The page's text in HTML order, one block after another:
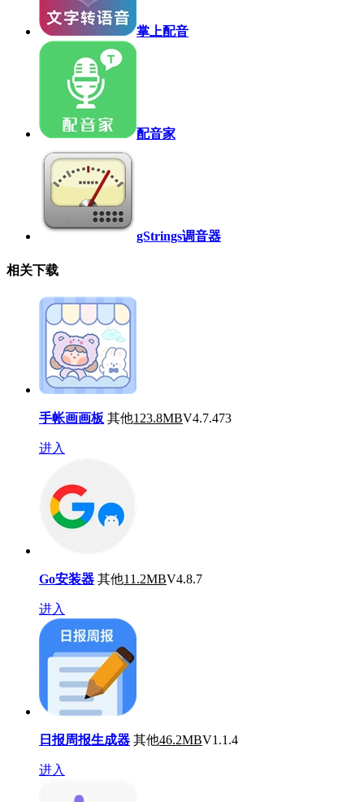
掌上配音
配音家
gStrings调音器
相关下载
手帐画画板 其他123.8MBV4.7.473
进入
Go安装器 其他11.2MBV4.8.7
进入
日报周报生成器 其他46.2MBV1.1.4
进入